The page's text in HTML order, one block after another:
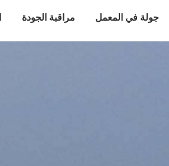
جولة في المعمل مراقبة الجودة